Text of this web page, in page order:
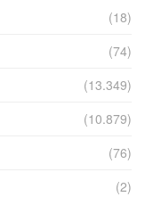
(18)
(74)
(13.349)
(10.879)
(76)
(2)